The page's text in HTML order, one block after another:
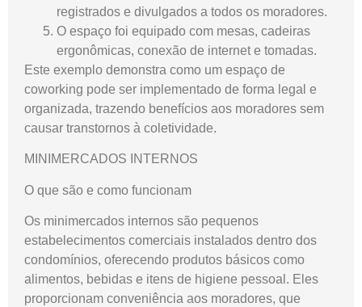
registrados e divulgados a todos os moradores.
O espaço foi equipado com mesas, cadeiras
ergonômicas, conexão de internet e tomadas.
Este exemplo demonstra como um espaço de
coworking pode ser implementado de forma legal e
organizada, trazendo benefícios aos moradores sem
causar transtornos à coletividade.
MINIMERCADOS INTERNOS
O que são e como funcionam
Os minimercados internos são pequenos
estabelecimentos comerciais instalados dentro dos
condomínios, oferecendo produtos básicos como
alimentos, bebidas e itens de higiene pessoal. Eles
proporcionam conveniência aos moradores, que